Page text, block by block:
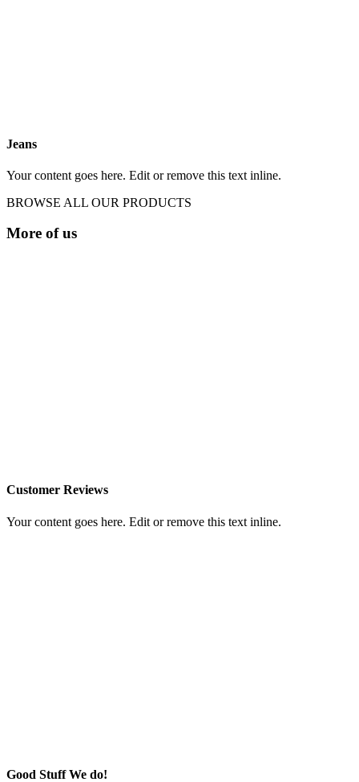
Jeans
Your content goes here. Edit or remove this text inline.
BROWSE ALL OUR PRODUCTS
More of us
Customer Reviews
Your content goes here. Edit or remove this text inline.
Good Stuff We do!